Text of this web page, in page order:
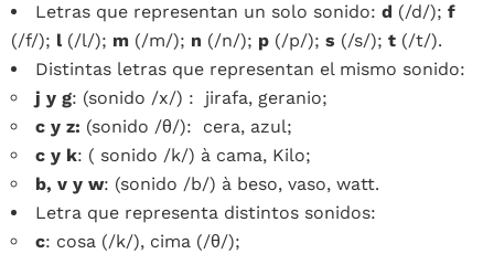
Letras que representan un solo sonido: d (/d/); f
(/f/); l(/l/); m (/m/); n (/n/); p (/p/); s (/s/); t (/t/).
Distintas letras que representan el mismo sonido:
j y g: (sonido /x/) : jirafa, geranio;
c y z: (sonido /θ/): cera, azul;
c y k: ( sonido /k/) à cama, Kilo;
b, v y w: (sonido /b/) à beso, vaso, watt.
Letra que representa distintos sonidos:
c: cosa (/k/), cima (/θ/);